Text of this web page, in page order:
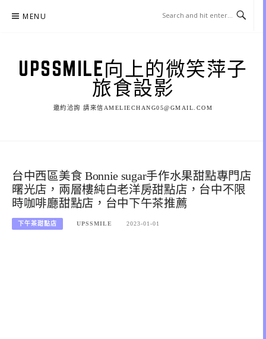
MENU
UPSSMILE向上的微笑萍子
旅食設影
邀約洽詢 請來信AMELIECHANG05@GMAIL.COM
台中西區美食 Bonnie sugar手作水果甜點專門店
曙光店，兩層樓純白老洋房甜點店，台中不限
時咖啡廳甜點店，台中下午茶推薦
下午茶甜點店 UPSSMILE 2023-01-01